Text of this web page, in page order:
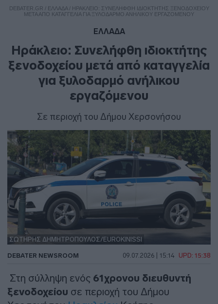
DEBATER.GR / ΕΛΛΑΔΑ/ ΗΡΆΚΛΕΙΟ: ΣΥΝΕΛΉΦΘΗ ΙΔΙΟΚΤΉΤΗΣ ΞΕΝΟΔΟΧΕΊΟΥ
ΜΕΤΆ ΑΠΌ ΚΑΤΑΓΓΕΛΊΑ ΓΙΑ ΞΥΛΟΔΑΡΜΌ ΑΝΉΛΙΚΟΥ ΕΡΓΑΖΌΜΕΝΟΥ
ΕΛΛΑΔΑ
Ηράκλειο: Συνελήφθη ιδιοκτήτης
ξενοδοχείου μετά από καταγγελία
για ξυλοδαρμό ανήλικου
εργαζόμενου
Σε περιοχή του Δήμου Χερσονήσου
ΣΩΤΗΡΗΣ ΔΗΜΗΤΡΟΠΟΥΛΟΣ/EUROKINISSI
DEBATER NEWSROOM 09.07.2026 | 15:14 UPD: 15:38
Στη σύλληψη ενός 61χρονου διευθυντή
ξενοδοχείου σε περιοχή του Δήμου